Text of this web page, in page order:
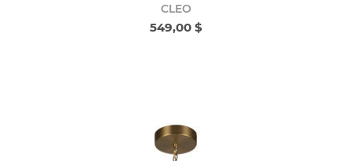
CLEO
549,00 $